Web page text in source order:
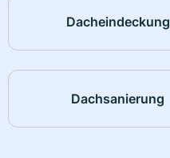
Dacheindeckung
Dachsanierung